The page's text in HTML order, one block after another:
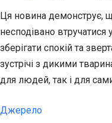
Ця новина демонструє,
несподівано
зберігати спокій та
зустрічі з дикими
для людей, так і для
Джерело